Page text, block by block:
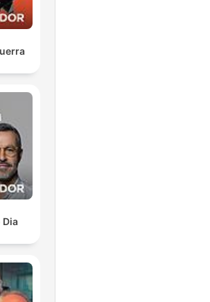
Dia